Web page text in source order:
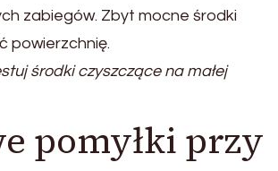
zabiegów. Zbyt mocne środki
powierzchnię.
środki czyszczące na małej
pomyłki przy